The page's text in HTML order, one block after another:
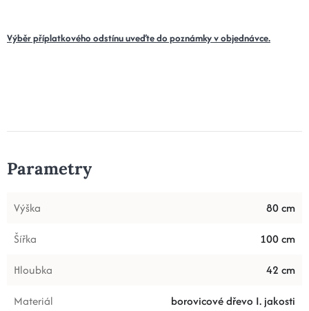
Výběr příplatkového odstínu uveďte do poznámky v objednávce.
Parametry
Výška
80 cm
Šířka
100 cm
Hloubka
42 cm
Materiál
borovicové dřevo I. jakosti